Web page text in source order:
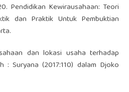
Pendidikan Kewirausahaan: Teori
dan Praktik Untuk Pembuktian
dan lokasi usaha terhadap
: Suryana (2017:110) dalam Djoko